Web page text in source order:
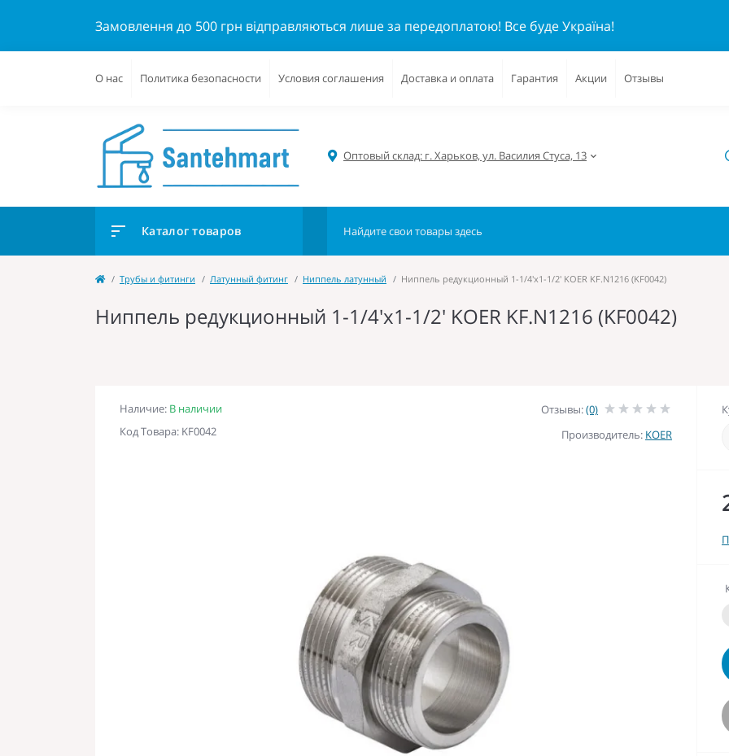
Замовлення до 500 грн відправляються лише за передоплатою! Все буде Україна!
О нас Политика безопасности Условия соглашения Доставка и оплата Гарантия Акции Отзывы
Оптовый склад: г. Харьков, ул. Василия Стуса, 13
Каталог товаров
Трубы и фитинги Латунный фитинг Ниппель латунный Ниппель редукционный 1-1/4'x1-1/2' KOER KF.N1216 (KF0042)
Ниппель редукционный 1-1/4'x1-1/2' KOER KF.N1216 (KF0042)
Наличие: В наличии
Код Товара: KF0042
Отзывы:(0)
Производитель: KOER